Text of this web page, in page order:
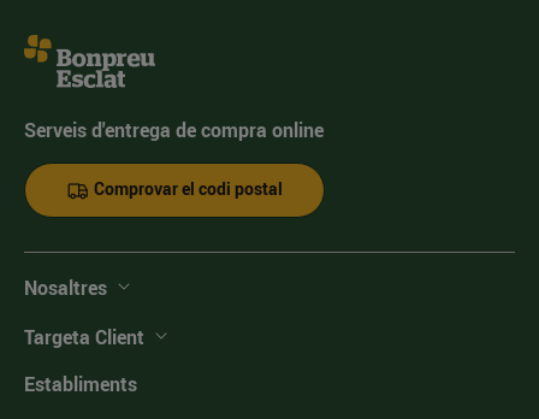
Serveis d'entrega de compra online
Comprovar el codi postal
Nosaltres
Targeta Client
Establiments